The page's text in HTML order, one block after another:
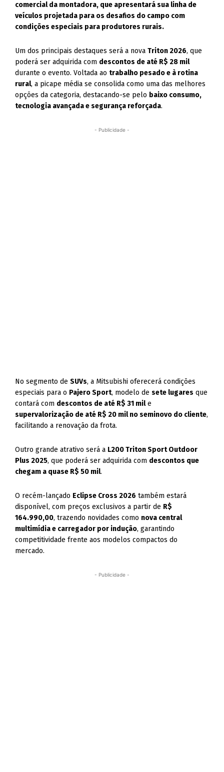
comercial da montadora, que apresentará sua linha de
veículos projetada para os desafios do campo com
condições especiais para produtores rurais.
Um dos principais destaques será a novaTriton 2026, que
poderá ser adquirida com descontos de até R$ 28 mil
durante o evento. Voltada ao trabalho pesado e à rotina
rural, a picape média se consolida como uma das melhores
opções da categoria, destacando-se pelo baixo consumo,
tecnologia avançada e segurança reforçada.
- Publicidade -
No segmento deSUVs, a Mitsubishi oferecerá condições
especiais para o Pajero Sport, modelo desete lugares que
contará com descontos de até R$ 31 mile
supervalorização de até R$ 20 mil no seminovo do cliente,
facilitando a renovação da frota.
Outro grande atrativo será a L200 Triton Sport Outdoor
Plus 2025, que poderá ser adquirida com descontos que
chegam a quase R$ 50 mil.
O recém-lançado Eclipse Cross 2026 também estará
disponível, com preços exclusivos a partir de R$
164.990,00, trazendo novidades como nova central
multimídia e carregador por indução, garantindo
competitividade frente aos modelos compactos do
mercado.
- Publicidade -